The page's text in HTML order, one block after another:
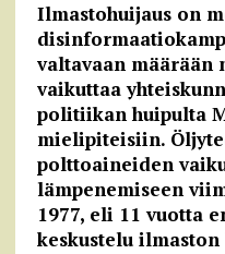
Ilmastohuijaus on
valtavaan määrään
vaikuttaa
politiikan huipulta
mielipiteisiin.
polttoaineiden
lämpenemiseen
1977, eli 11 vuotta
keskustelu